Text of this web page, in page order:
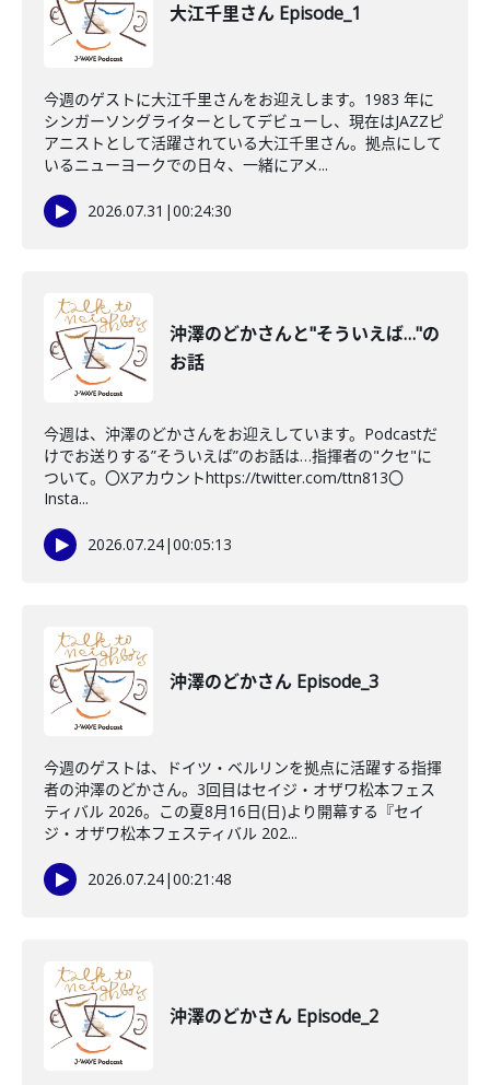
大江千里さん Episode_1
今週のゲストに大江千里さんをお迎えします。1983 年に
シンガーソングライターとしてデビューし、現在はJAZZピ
アニストとして活躍されている大江千里さん。拠点にして
いるニューヨークでの日々、一緒にアメ...
2026.07.31 |00:24:30
沖澤のどかさんと"そういえば…"の
お話
今週は、沖澤のどかさんをお迎えしています。Podcastだ
けでお送りする”そういえば”のお話は…指揮者の"クセ"に
ついて。〇Xアカウントhttps://twitter.com/ttn813〇
Insta...
2026.07.24|00:05:13
沖澤のどかさん Episode_3
今週のゲストは、ドイツ・ベルリンを拠点に活躍する指揮
者の沖澤のどかさん。3回目はセイジ・オザワ松本フェス
ティバル 2026。この夏8月16日(日)より開幕する『セイ
ジ・オザワ松本フェスティバル 202...
2026.07.24|00:21:48
沖澤のどかさん Episode_2